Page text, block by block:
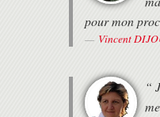
pour mon
Vincent
“